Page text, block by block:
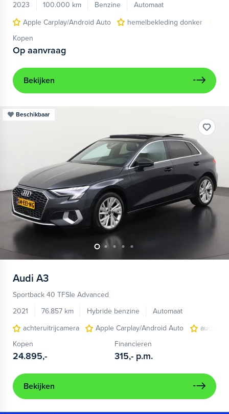
2023
100.000 km Benzine
Automaat
Apple Carplay/Android Auto
hemelbekleding donker
Kopen
Op aanvraag
Bekijken
Beschikbaar
Audi A3
Sportback 40 TFSIe Advanced
2021
76.857 km Hybride benzine
Automaat
achteruitrijcamera
Apple Carplay/Android Auto
audio
Kopen
24.895,-
Financieren
315,- p.m.
Bekijken